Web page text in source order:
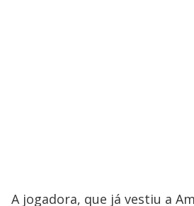
A jogadora, que já vestiu a